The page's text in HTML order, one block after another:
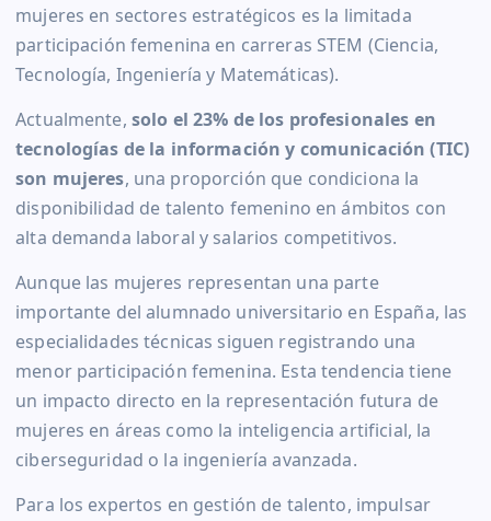
mujeres en sectores estratégicos es la limitada
participación femenina en carreras STEM (Ciencia,
Tecnología, Ingeniería y Matemáticas).
Actualmente, solo el 23% de los profesionales en
tecnologías de la información y comunicación (TIC)
son mujeres, una proporción que condiciona la
disponibilidad de talento femenino en ámbitos con
alta demanda laboral y salarios competitivos.
Aunque las mujeres representan una parte
importante del alumnado universitario en España, las
especialidades técnicas siguen registrando una
menor participación femenina. Esta tendencia tiene
un impacto directo en la representación futura de
mujeres en áreas como la inteligencia artificial, la
ciberseguridad o la ingeniería avanzada.
Para los expertos en gestión de talento, impulsar